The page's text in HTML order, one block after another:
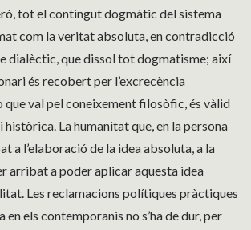
tot el contingut dogmàtic del sistema
com la veritat absoluta, en contradicció
dialèctic, que dissol tot dogmatisme; així
és recobert per l’excrecència
que val pel coneixement filosòfic, és vàlid
La humanitat que, en la persona
a l’elaboració de la idea absoluta, a la
arribat a poder aplicar aquesta idea
Les reclamacions polítiques pràctiques
en els contemporanis no s’ha de dur, per